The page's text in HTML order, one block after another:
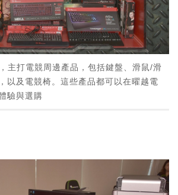
主打電競周邊產品，包括鍵盤、滑鼠/滑
以及電競椅。這些產品都可以在曜越電
驗與選購